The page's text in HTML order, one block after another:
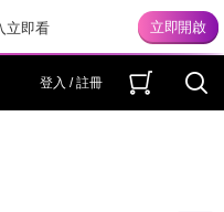
立即看
登入 / 註冊